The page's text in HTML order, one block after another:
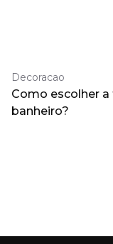
Decoracao
Como escolher a
banheiro?